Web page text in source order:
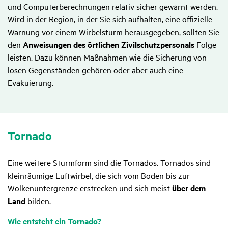
und Computerberechnungen relativ sicher gewarnt werden.
Wird in der Region, in der Sie sich aufhalten, eine offizielle
Warnung vor einem Wirbelsturm herausgegeben, sollten Sie
den Anweisungen des örtlichen Zivilschutzpersonals Folge
leisten. Dazu können Maßnahmen wie die Sicherung von
losen Gegenständen gehören oder aber auch eine
Evakuierung.
Tornado
Eine weitere Sturmform sind die Tornados. Tornados sind
kleinräumige Luftwirbel, die sich vom Boden bis zur
Wolkenuntergrenze erstrecken und sich meistüber dem
Land bilden.
Wie entsteht ein Tornado?